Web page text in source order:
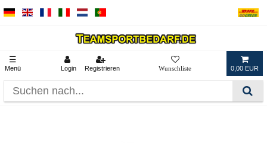
☰
Menü Login Registrieren 0,00 EUR